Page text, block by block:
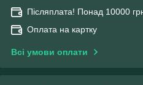
Післяплата! Понад 10000
Оплата на картку
Всі умови оплати